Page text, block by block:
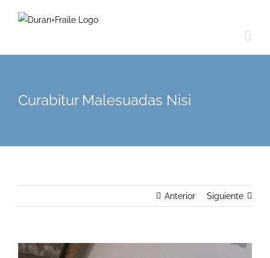
Curabitur Malesuadas Nisi
Anterior Siguiente